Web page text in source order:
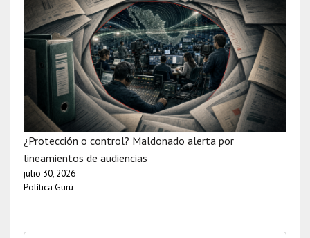
¿Protección o control? Maldonado alerta por
lineamientos de audiencias
julio 30, 2026
Política Gurú